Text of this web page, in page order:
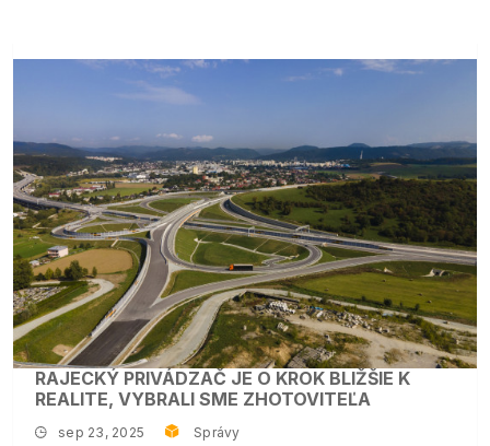
RAJECKÝ PRIVÁDZAČ JE O KROK BLIŽŠIE K
REALITE, VYBRALI SME ZHOTOVITEĽA
sep 23, 2025 Správy